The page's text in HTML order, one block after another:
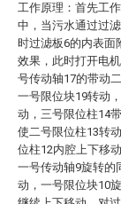
工作原理：首先工
中，当污水通过过
时过滤板6的内表面
效果，此时打开电
号传动轴17的带动
一号限位块19转动
动，三号限位柱14
使二号限位柱13转
位柱12内腔上下移
一号传动轴9旋转的
动，一号限位块10